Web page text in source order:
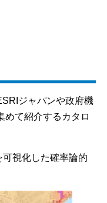
ジャパンや政府機
めて紹介するカタロ
視化した確率論的